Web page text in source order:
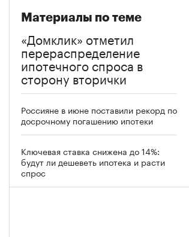
Материалы по теме
«Домклик» отметил
перераспределение
ипотечного спроса в
сторону вторички
Россияне в июне поставили рекорд по
досрочному погашению ипотеки
Ключевая ставка снижена до 14%:
будут ли дешеветь ипотека и расти
спрос